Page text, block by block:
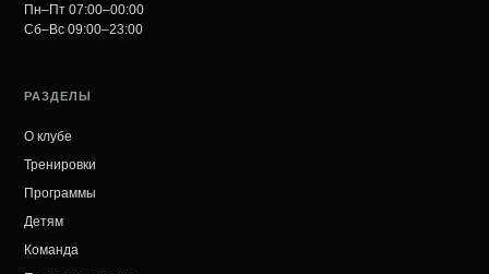
Пн–Пт 07:00–00:00
Сб–Вс 09:00–23:00
РАЗДЕЛЫ
О клубе
Тренировки
Программы
Детям
Команда